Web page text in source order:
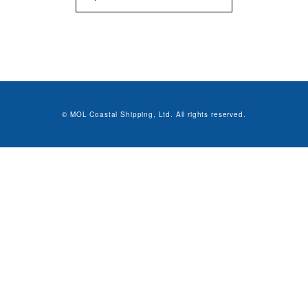
© MOL Coastal Shipping, Ltd. All rights reserved.